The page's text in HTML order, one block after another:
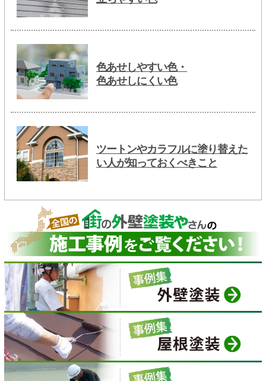
色あせしやすい色・
色あせしにくい色
ツートンやカラフルに塗り替えた
い人が知っておくべきこと